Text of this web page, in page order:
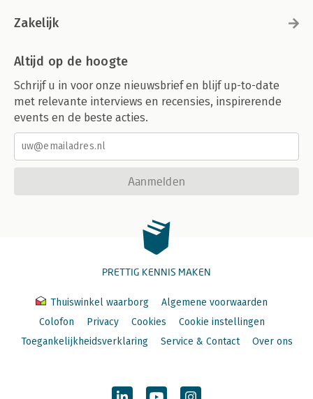
Zakelijk
Altijd op de hoogte
Schrijf u in voor onze nieuwsbrief en blijf up-to-date
met relevante interviews en recensies, inspirerende
events en de beste acties.
Aanmelden
PRETTIG KENNIS MAKEN
Thuiswinkel waarborg
Algemene voorwaarden
Colofon
Privacy Cookies
Cookie instellingen
Toegankelijkheidsverklaring
Service & Contact Over ons